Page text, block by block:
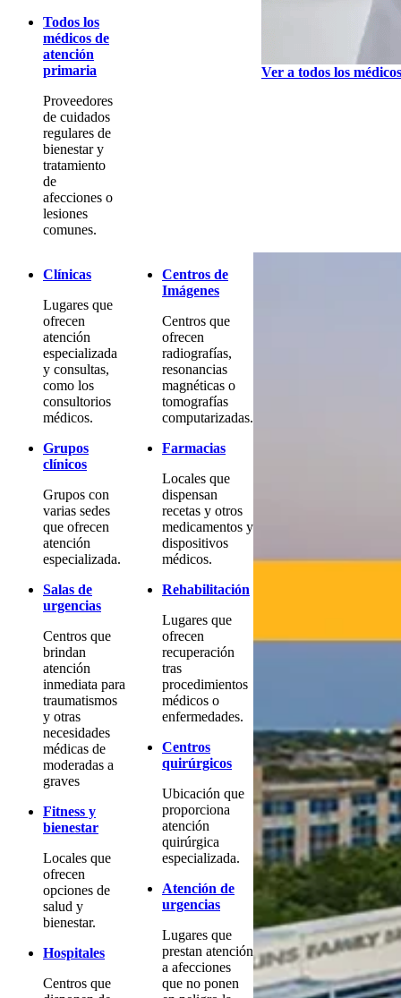
Todos los
médicos de
atención
primaria
Proveedores
de cuidados
regulares de
bienestar y
tratamiento
de
afecciones o
lesiones
comunes.
Ver a todos los médicos
Clínicas
Lugares que
ofrecen
atención
especializada
y consultas,
como los
consultorios
médicos.
Grupos
clínicos
Grupos con
varias sedes
que ofrecen
atención
especializada.
Salas de
urgencias
Centros que
brindan
atención
inmediata para
traumatismos
y otras
necesidades
médicas de
moderadas a
graves
Fitness y
bienestar
Locales que
ofrecen
opciones de
salud y
bienestar.
Hospitales
Centros que
Centros de
Imágenes
Centros que
ofrecen
radiografías,
resonancias
magnéticas o
tomografías
computarizadas.
Farmacias
Locales que
dispensan
recetas y otros
medicamentos y
dispositivos
médicos.
Rehabilitación
Lugares que
ofrecen
recuperación
tras
procedimientos
médicos o
enfermedades.
Centros
quirúrgicos
Ubicación que
proporciona
atención
quirúrgica
especializada.
Atención de
urgencias
Lugares que
prestan atención
a afecciones
que no ponen